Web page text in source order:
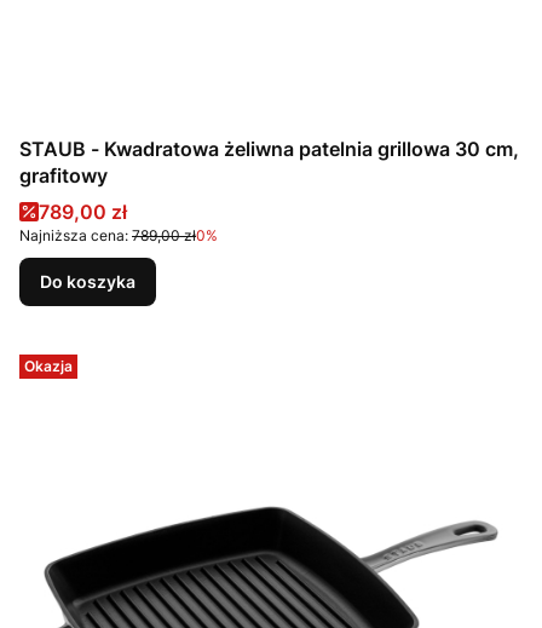
STAUB - Kwadratowa żeliwna patelnia grillowa 30 cm,
grafitowy
Cena promocyjna
789,00 zł
Najniższa cena: 789,00 zł0%
Do koszyka
Okazja